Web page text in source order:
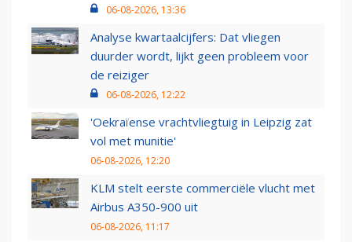
06-08-2026, 13:36
Analyse kwartaalcijfers: Dat vliegen
duurder wordt, lijkt geen probleem voor
de reiziger
06-08-2026, 12:22
'Oekraïense vrachtvliegtuig in Leipzig zat
vol met munitie'
06-08-2026, 12:20
KLM stelt eerste commerciële vlucht met
Airbus A350-900 uit
06-08-2026, 11:17